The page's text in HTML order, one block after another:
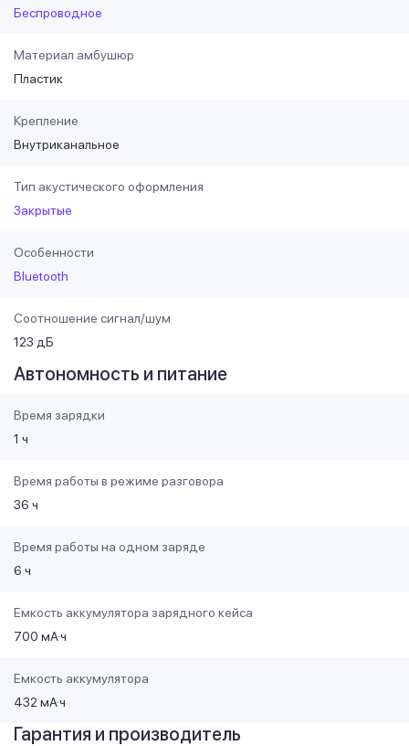
Беспроводное
Материал амбушюр
Пластик
Крепление
Внутриканальное
Тип акустического оформления
Закрытые
Особенности
Bluetooth
Соотношение сигнал/шум
123 дБ
Автономность и питание
Время зарядки
1 ч
Время работы в режиме разговора
36 ч
Время работы на одном заряде
6 ч
Емкость аккумулятора зарядного кейса
700 мА·ч
Емкость аккумулятора
432 мА·ч
Гарантия и производитель